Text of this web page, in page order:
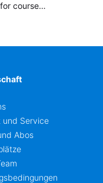
course
details, and
und Service
Abos